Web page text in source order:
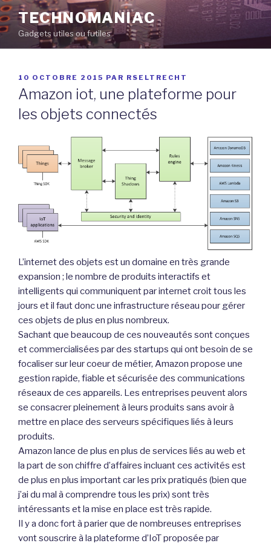
Aller
au
contenu
principal
TECHNOMANIAC
Gadgets utiles ou futiles
PUBLIÉ
LE
10 OCTOBRE 2015 PAR RSELTRECHT
Amazon iot, une plateforme pour
les objets connectés
L’internet des objets est un domaine en très grande
expansion ; le nombre de produits interactifs et
intelligents qui communiquent par internet croit tous les
jours et il faut donc une infrastructure réseau pour gérer
ces objets de plus en plus nombreux.
Sachant que beaucoup de ces nouveautés sont conçues
et commercialisées par des startups qui ont besoin de se
focaliser sur leur coeur de métier, Amazon propose une
gestion rapide, fiable et sécurisée des communications
réseaux de ces appareils. Les entreprises peuvent alors
se consacrer pleinement à leurs produits sans avoir à
mettre en place des serveurs spécifiques liés à leurs
produits.
Amazon lance de plus en plus de services liés au web et
la part de son chiffre d’affaires incluant ces activités est
de plus en plus important car les prix pratiqués (bien que
j’ai du mal à comprendre tous les prix) sont très
intéressants et la mise en place est très rapide.
Il y a donc fort à parier que de nombreuses entreprises
vont souscrire à la plateforme d’IoT proposée par